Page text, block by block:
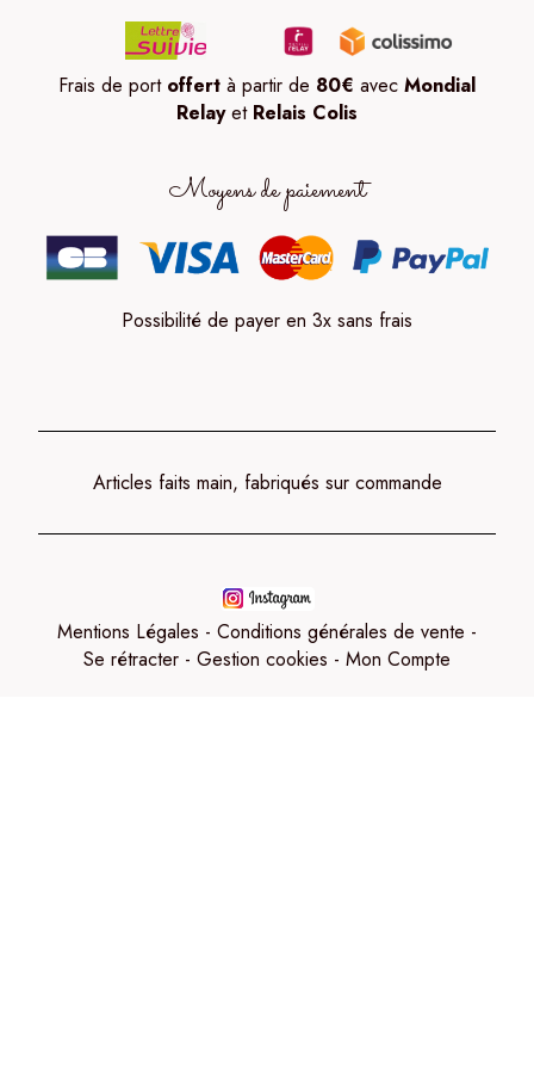
Frais de port offert à partir de 80€ avec Mondial
Relayet Relais Colis
Moyens de paiement
Possibilité de payer en 3x sans frais
Articles faits main, fabriqués sur commande
Mentions Légales
Conditions générales de vente
Se rétracter
Gestion cookies Mon Compte